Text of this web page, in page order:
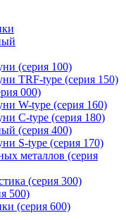
(серия 100)
TRF-type (серия 150)
000)
W-type (серия 160)
С-type (серия 180)
(серия 400)
S-type (серия 170)
металлов (серия
(серия 300)
500)
(серия 600)